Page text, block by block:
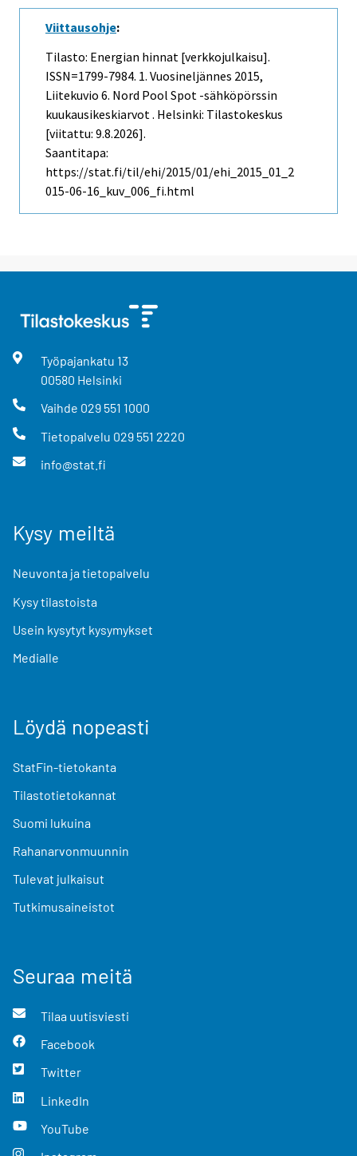
Viittausohje:
Tilasto: Energian hinnat [verkkojulkaisu].
ISSN=1799-7984. 1. Vuosineljännes 2015,
Liitekuvio 6. Nord Pool Spot -sähköpörssin
kuukausikeskiarvot . Helsinki: Tilastokeskus
[viitattu: 9.8.2026].
Saantitapa:
https://stat.fi/til/ehi/2015/01/ehi_2015_01_2
015-06-16_kuv_006_fi.html
Työpajankatu 13
00580 Helsinki
Vaihde 029 551 1000
Tietopalvelu 029 551 2220
info@stat.fi
Kysy meiltä
Neuvonta ja tietopalvelu
Kysy tilastoista
Usein kysytyt kysymykset
Medialle
Löydä nopeasti
StatFin-tietokanta
Tilastotietokannat
Suomi lukuina
Rahanarvonmuunnin
Tulevat julkaisut
Tutkimusaineistot
Seuraa meitä
Tilaa uutisviesti
Facebook
Twitter
LinkedIn
YouTube